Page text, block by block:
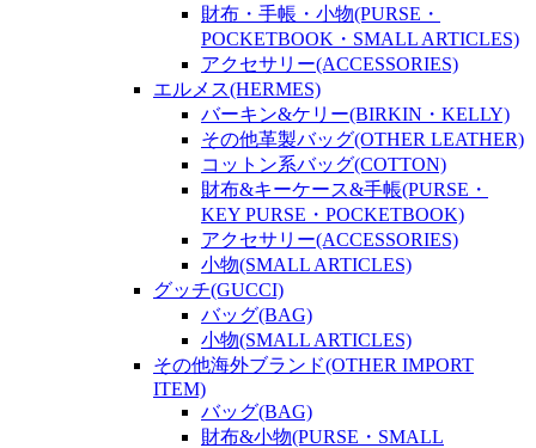
財布・手帳・小物(PURSE・
POCKETBOOK・SMALL ARTICLES)
アクセサリー(ACCESSORIES)
エルメス(HERMES)
バーキン&ケリー(BIRKIN・KELLY)
その他革製バッグ(OTHER LEATHER)
コットン系バッグ(COTTON)
財布&キーケース&手帳(PURSE・
KEY PURSE・POCKETBOOK)
アクセサリー(ACCESSORIES)
小物(SMALL ARTICLES)
グッチ(GUCCI)
バッグ(BAG)
小物(SMALL ARTICLES)
その他海外ブランド(OTHER IMPORT
ITEM)
バッグ(BAG)
財布&小物(PURSE・SMALL